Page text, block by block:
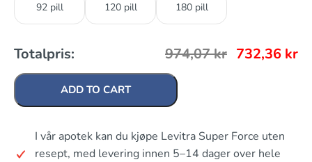
92 pill 120 pill 180 pill
Totalpris: 974,07kr 732,36 kr
ADD TO CART
I vår apotek kan du kjøpe Levitra Super Force uten
resept, med levering innen 5–14 dager over hele